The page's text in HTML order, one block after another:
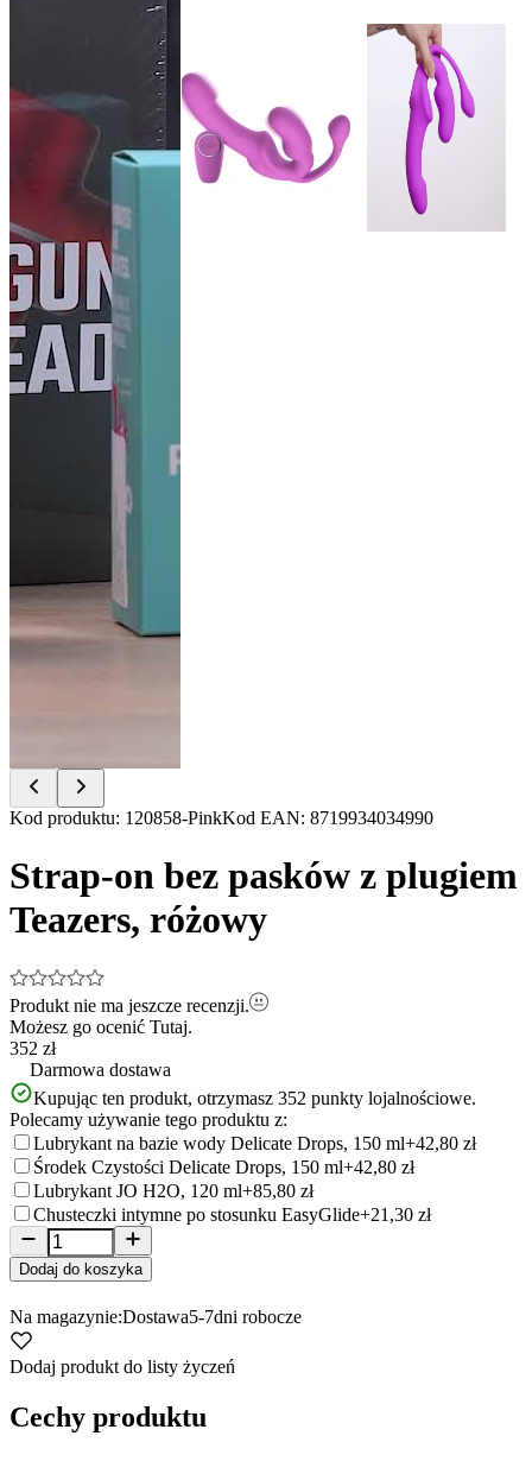
Item
of
11
Kod produktu: 120858-PinkKod EAN: 8719934034990
Strap-on bez pasków z plugiem
Teazers, różowy
Produkt nie ma jeszcze recenzji.
Możesz go ocenić Tutaj.
352 zł
Darmowa dostawa
Kupując ten produkt, otrzymasz 352 punkty lojalnościowe.
Polecamy używanie tego produktu z:
Lubrykant na bazie wody Delicate Drops, 150 ml+42,80 zł
Środek Czystości Delicate Drops, 150 ml+42,80 zł
Lubrykant JO H2O, 120 ml+85,80 zł
Chusteczki intymne po stosunku EasyGlide+21,30 zł
Dodaj do koszyka
Na magazynie:Dostawa5-7dni robocze
Dodaj produkt do listy życzeń
Cechy produktu